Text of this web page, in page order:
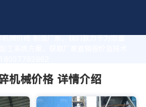
械价格 制造厂家，我们致力于为您量
工系统方案。获取厂家直销报价及技术
机械价格 详情介绍